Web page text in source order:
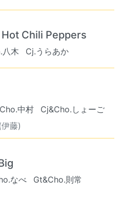
Chili Peppers
八木 Cj.うらあか
中村
Cj&Cho.しょーご
藤)
なべ
Gt&Cho.則常